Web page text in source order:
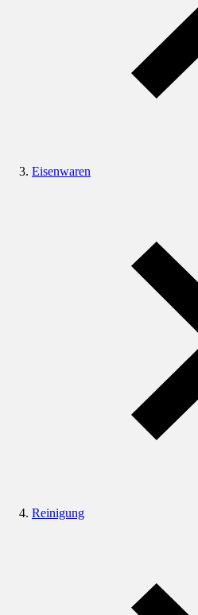
Eisenwaren
Reinigung